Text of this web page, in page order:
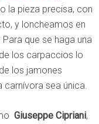
la pieza precisa, con
y loncheamos en
que se haga una
los carpaccios lo
los jamones
sea única.
Giuseppe Cipriani,